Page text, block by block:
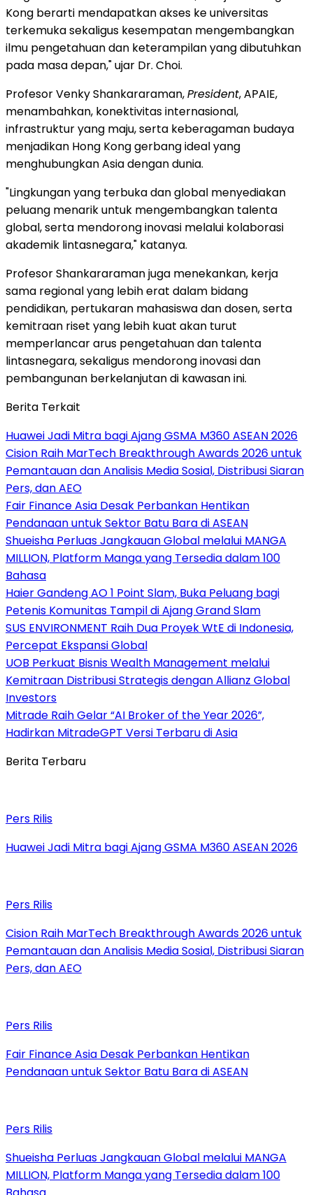
Kong berarti mendapatkan akses ke universitas
terkemuka sekaligus kesempatan mengembangkan
ilmu pengetahuan dan keterampilan yang dibutuhkan
pada masa depan," ujar Dr. Choi.
Profesor Venky Shankararaman,President, APAIE,
menambahkan, konektivitas internasional,
infrastruktur yang maju, serta keberagaman budaya
menjadikan Hong Kong gerbang ideal yang
menghubungkan Asia dengan dunia.
"Lingkungan yang terbuka dan global menyediakan
peluang menarik untuk mengembangkan talenta
global, serta mendorong inovasi melalui kolaborasi
akademik lintasnegara," katanya.
Profesor Shankararaman juga menekankan, kerja
sama regional yang lebih erat dalam bidang
pendidikan, pertukaran mahasiswa dan dosen, serta
kemitraan riset yang lebih kuat akan turut
memperlancar arus pengetahuan dan talenta
lintasnegara, sekaligus mendorong inovasi dan
pembangunan berkelanjutan di kawasan ini.
Berita Terkait
Huawei Jadi Mitra bagi Ajang GSMA M360 ASEAN 2026
Cision Raih MarTech Breakthrough Awards 2026 untuk
Pemantauan dan Analisis Media Sosial, Distribusi Siaran
Pers, dan AEO
Fair Finance Asia Desak Perbankan Hentikan
Pendanaan untuk Sektor Batu Bara di ASEAN
Shueisha Perluas Jangkauan Global melalui MANGA
MILLION, Platform Manga yang Tersedia dalam 100
Bahasa
Haier Gandeng AO 1 Point Slam, Buka Peluang bagi
Petenis Komunitas Tampil di Ajang Grand Slam
SUS ENVIRONMENT Raih Dua Proyek WtE di Indonesia,
Percepat Ekspansi Global
UOB Perkuat Bisnis Wealth Management melalui
Kemitraan Distribusi Strategis dengan Allianz Global
Investors
Mitrade Raih Gelar “AI Broker of the Year 2026”,
Hadirkan MitradeGPT Versi Terbaru di Asia
Berita Terbaru
Pers Rilis
Huawei Jadi Mitra bagi Ajang GSMA M360 ASEAN 2026
Pers Rilis
Cision Raih MarTech Breakthrough Awards 2026 untuk
Pemantauan dan Analisis Media Sosial, Distribusi Siaran
Pers, dan AEO
Pers Rilis
Fair Finance Asia Desak Perbankan Hentikan
Pendanaan untuk Sektor Batu Bara di ASEAN
Pers Rilis
Shueisha Perluas Jangkauan Global melalui MANGA
MILLION, Platform Manga yang Tersedia dalam 100